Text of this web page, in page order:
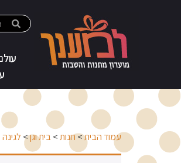
עמוד הבית>חנות>בית וגן> לגינה